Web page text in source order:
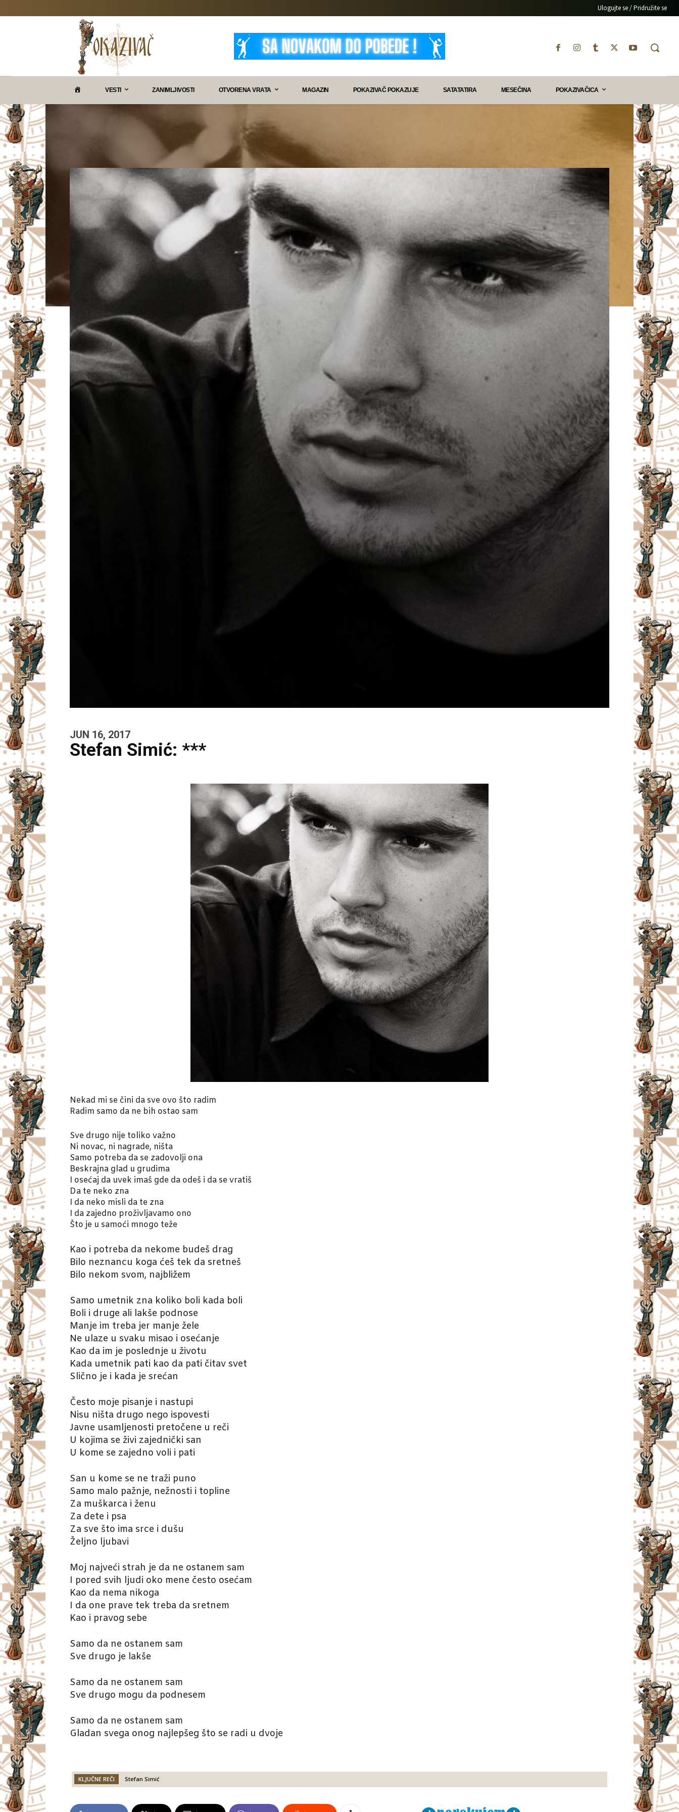
Ulogujte se / Pridružite se
Z
I
VESTI ZANIMLJIVOSTI OTVORENA VRATA MAGAZIN POKAZIVAČ POKAZUJE SATATATIRA MESEČINA POKAZIVAČICA
JUN 16, 2017
Stefan Simić: ***
Nekad mi se čini da sve ovo što radim
Radim samo da ne bih ostao sam
Sve drugo nije toliko važno
Ni novac, ni nagrade, ništa
Samo potreba da se zadovolji ona
Beskrajna glad u grudima
I osećaj da uvek imaš gde da odeš i da se vratiš
Da te neko zna
I da neko misli da te zna
I da zajedno proživljavamo ono
Što je u samoći mnogo teže
Kao i potreba da nekome budeš drag
Bilo neznancu koga ćeš tek da sretneš
Bilo nekom svom, najbližem
Samo umetnik zna koliko boli kada boli
Boli i druge ali lakše podnose
Manje im treba jer manje žele
Ne ulaze u svaku misao i osećanje
Kao da im je poslednje u životu
Kada umetnik pati kao da pati čitav svet
Slično je i kada je srećan
Često moje pisanje i nastupi
Nisu ništa drugo nego ispovesti
Javne usamljenosti pretočene u reči
U kojima se živi zajednički san
U kome se zajedno voli i pati
San u kome se ne traži puno
Samo malo pažnje, nežnosti i topline
Za muškarca i ženu
Za dete i psa
Za sve što ima srce i dušu
Željno ljubavi
Moj najveći strah je da ne ostanem sam
I pored svih ljudi oko mene često osećam
Kao da nema nikoga
I da one prave tek treba da sretnem
Kao i pravog sebe
Samo da ne ostanem sam
Sve drugo je lakše
Samo da ne ostanem sam
Sve drugo mogu da podnesem
Samo da ne ostanem sam
Gladan svega onog najlepšeg što se radi u dvoje
KLJUČNE REČI Stefan Simić